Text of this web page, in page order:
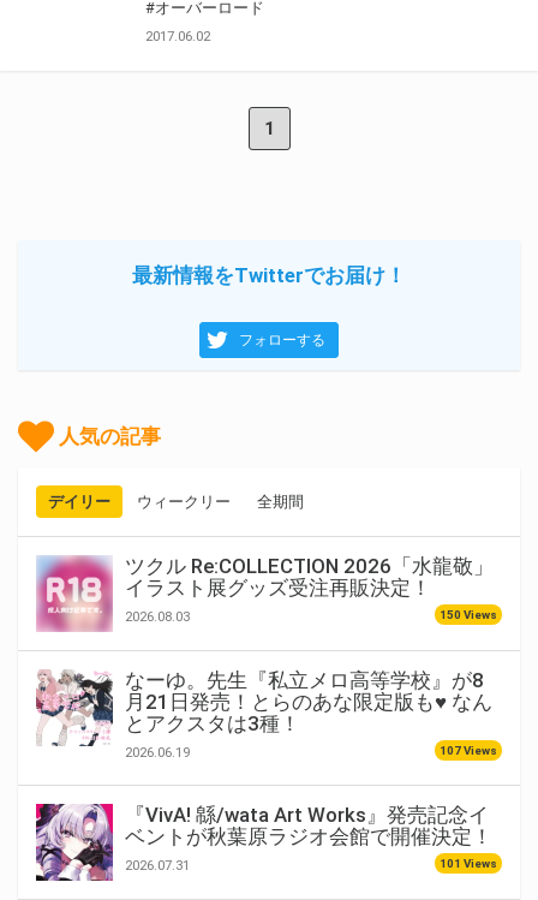
#オーバーロード
2017.06.02
1
最新情報をTwitterでお届け！
フォローする
人気の記事
デイリー ウィークリー 全期間
ツクル Re:COLLECTION 2026「水龍敬」
イラスト展グッズ受注再販決定！
2026.08.03 150 Views
なーゆ。先生『私立メロ高等学校』が8
月21日発売！とらのあな限定版も♥ なん
とアクスタは3種！
2026.06.19 107 Views
『VivA! 緜/wata Art Works』発売記念イ
ベントが秋葉原ラジオ会館で開催決定！
2026.07.31 101 Views